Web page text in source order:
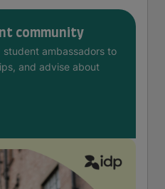
community
ambassadors to
and advise about